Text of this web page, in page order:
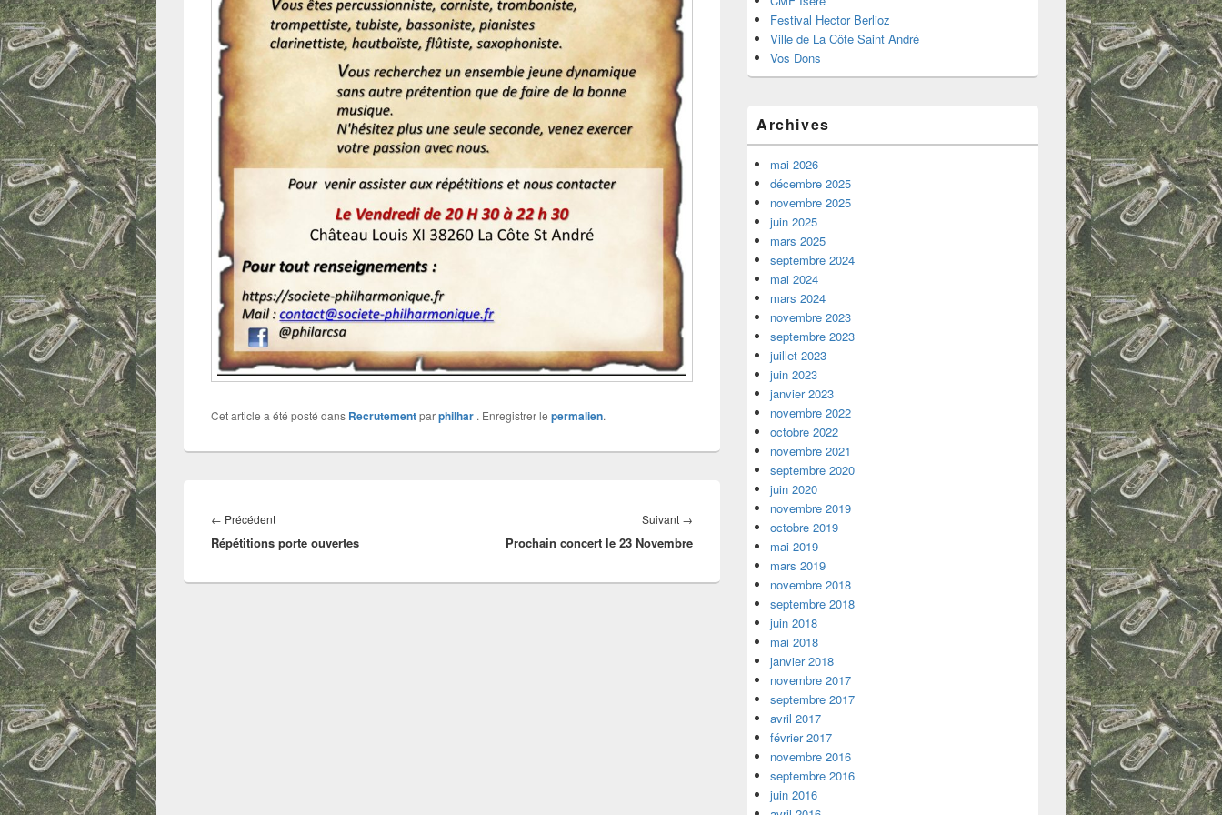
Cet article a été posté dans Recrutementparphilhar . Enregistrer le permalien.
de
l’article
← PrécédentArticle
précédent :
Répétitions porte ouvertes
Suivant →
suivant :
Prochain concert le 23 Novembre
Festival Hector Berlioz
Ville de La Côte Saint André
Vos Dons
Archives
mai 2026
décembre 2025
novembre 2025
juin 2025
mars 2025
septembre 2024
mai 2024
mars 2024
novembre 2023
septembre 2023
juillet 2023
juin 2023
janvier 2023
novembre 2022
octobre 2022
novembre 2021
septembre 2020
juin 2020
novembre 2019
octobre 2019
mai 2019
mars 2019
novembre 2018
septembre 2018
juin 2018
mai 2018
janvier 2018
novembre 2017
septembre 2017
avril 2017
février 2017
novembre 2016
septembre 2016
juin 2016